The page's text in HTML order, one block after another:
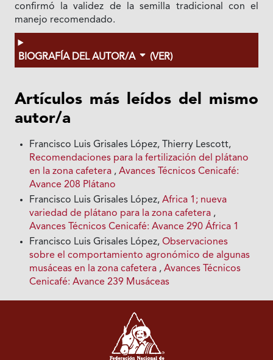
confirmó la validez de la semilla tradicional con el
manejo recomendado.
BIOGRAFÍA DEL AUTOR/A (VER)
Artículos más leídos del mismo
autor/a
Francisco Luis Grisales López, Thierry Lescott,
Recomendaciones para la fertilización del plátano
en la zona cafetera ,Avances Técnicos Cenicafé:
Avance 208 Plátano
Francisco Luis Grisales López,Africa 1; nueva
variedad de plátano para la zona cafetera ,
Avances Técnicos Cenicafé: Avance 290 África 1
Francisco Luis Grisales López,Observaciones
sobre el comportamiento agronómico de algunas
musáceas en la zona cafetera ,Avances Técnicos
Cenicafé: Avance 239 Musáceas